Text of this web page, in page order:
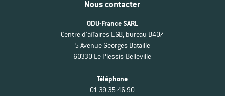
Nous contacter
ODU-France SARL
Centre d'affaires EGB, bureau B407
5 Avenue Georges Bataille
60330 Le Plessis-Belleville
Téléphone
01 39 35 46 90